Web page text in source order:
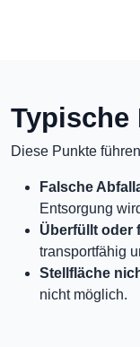
Typische
Diese Punkte
Falsche
Entsorgung
Überfüllt oder
transportfähig
Stellfläche
nicht möglich.